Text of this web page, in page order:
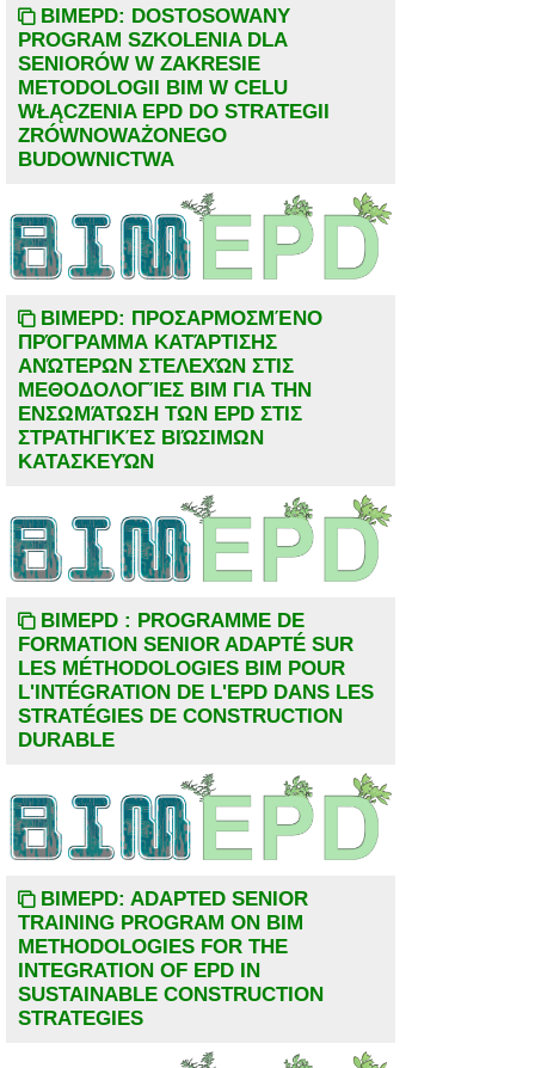
BIMEPD: DOSTOSOWANY
PROGRAM SZKOLENIA DLA
SENIORÓW W ZAKRESIE
METODOLOGII BIM W CELU
WŁĄCZENIA EPD DO STRATEGII
ZRÓWNOWAŻONEGO
BUDOWNICTWA
BIMEPD: ΠΡΟΣΑΡΜΟΣΜΈΝΟ
ΠΡΌΓΡΑΜΜΑ ΚΑΤΆΡΤΙΣΗΣ
ΑΝΏΤΕΡΩΝ ΣΤΕΛΕΧΏΝ ΣΤΙΣ
ΜΕΘΟΔΟΛΟΓΊΕΣ BIM ΓΙΑ ΤΗΝ
ΕΝΣΩΜΆΤΩΣΗ ΤΩΝ EPD ΣΤΙΣ
ΣΤΡΑΤΗΓΙΚΈΣ ΒΙΏΣΙΜΩΝ
ΚΑΤΑΣΚΕΥΏΝ
BIMEPD : PROGRAMME DE
FORMATION SENIOR ADAPTÉ SUR
LES MÉTHODOLOGIES BIM POUR
L'INTÉGRATION DE L'EPD DANS LES
STRATÉGIES DE CONSTRUCTION
DURABLE
BIMEPD: ADAPTED SENIOR
TRAINING PROGRAM ON BIM
METHODOLOGIES FOR THE
INTEGRATION OF EPD IN
SUSTAINABLE CONSTRUCTION
STRATEGIES